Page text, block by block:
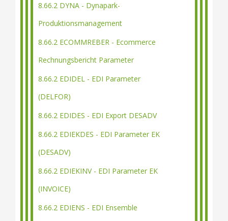
8.66.2 DYNA - Dynapark-
Produktionsmanagement
8.66.2 ECOMMREBER - Ecommerce
Rechnungsbericht Parameter
8.66.2 EDIDEL - EDI Parameter
(DELFOR)
8.66.2 EDIDES - EDI Export DESADV
8.66.2 EDIEKDES - EDI Parameter EK
(DESADV)
8.66.2 EDIEKINV - EDI Parameter EK
(INVOICE)
8.66.2 EDIENS - EDI Ensemble